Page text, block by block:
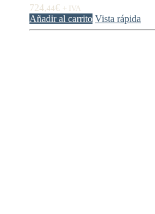
724,44€ + IVA
Añadir al carrito Vista rápida